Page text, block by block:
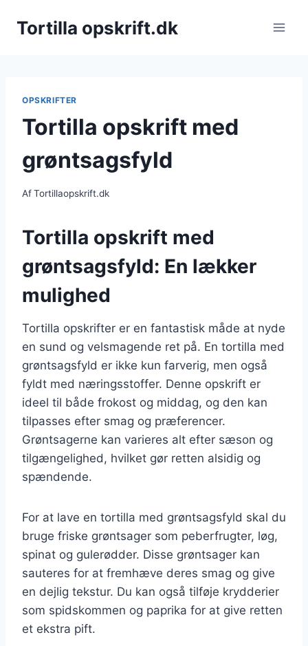
Tortilla opskrift.dk
OPSKRIFTER
Tortilla opskrift med
grøntsagsfyld
AfTortillaopskrift.dk
Tortilla opskrift med
grøntsagsfyld: En lækker
mulighed
Tortilla opskrifter er en fantastisk måde at nyde
en sund og velsmagende ret på. En tortilla med
grøntsagsfyld er ikke kun farverig, men også
fyldt med næringsstoffer. Denne opskrift er
ideel til både frokost og middag, og den kan
tilpasses efter smag og præferencer.
Grøntsagerne kan varieres alt efter sæson og
tilgængelighed, hvilket gør retten alsidig og
spændende.
For at lave en tortilla med grøntsagsfyld skal du
bruge friske grøntsager som peberfrugter, løg,
spinat og gulerødder. Disse grøntsager kan
sauteres for at fremhæve deres smag og give
en dejlig tekstur. Du kan også tilføje krydderier
som spidskommen og paprika for at give retten
et ekstra pift.